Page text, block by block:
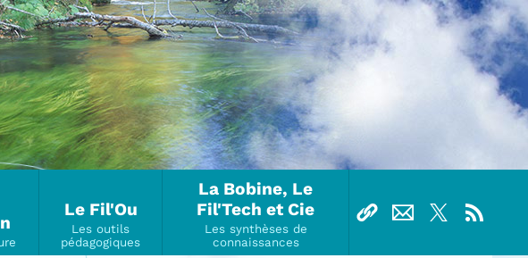
Le Fil'Ou
La Bobine, Le
Fil'Tech et Cie